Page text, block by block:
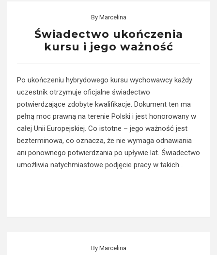
By Marcelina
Świadectwo ukończenia
kursu i jego ważność
Po ukończeniu hybrydowego kursu wychowawcy każdy
uczestnik otrzymuje oficjalne świadectwo
potwierdzające zdobyte kwalifikacje. Dokument ten ma
pełną moc prawną na terenie Polski i jest honorowany w
całej Unii Europejskiej. Co istotne – jego ważność jest
bezterminowa, co oznacza, że nie wymaga odnawiania
ani ponownego potwierdzania po upływie lat. Świadectwo
umożliwia natychmiastowe podjęcie pracy w takich…
By Marcelina